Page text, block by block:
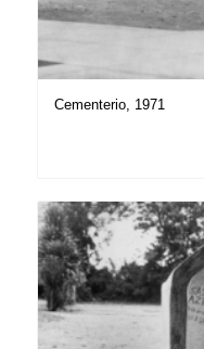
Cementerio, 1971